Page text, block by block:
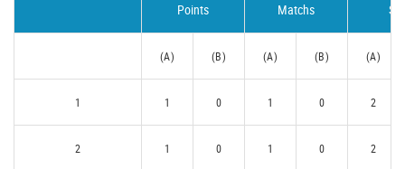
Points Matchs
(A) (B) (A) (B) (A)
1 1 0 1 0 2
2 1 0 1 0 2